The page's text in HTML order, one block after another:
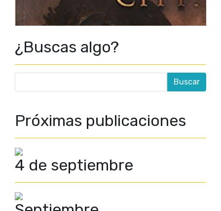
Lantern City, vol. 3
¿Buscas algo?
Próximas publicaciones
4 de septiembre